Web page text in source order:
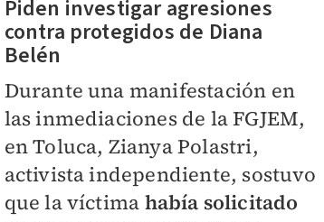
Piden investigar agresiones
contra protegidos de Diana
Belén
Durante una manifestación en
las inmediaciones de la FGJEM,
en Toluca, Zianya Polastri,
activista independiente, sostuvo
que la víctima había solicitado